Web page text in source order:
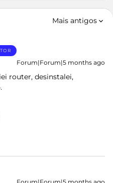
Mais antigos
Forum|Forum|5 months ago
router, desinstalei,